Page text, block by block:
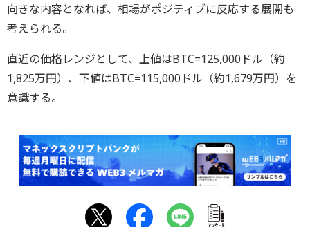
向きな内容となれば、相場がポジティブに反応する展開も
考えられる。
直近の価格レンジとして、上値はBTC=125,000ドル（約
1,825万円）、下値はBTC=115,000ドル（約1,679万円）を
意識する。